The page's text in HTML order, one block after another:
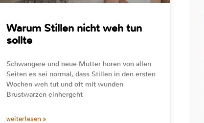
Warum Stillen nicht weh tun
sollte
Schwangere und neue Mütter hören von allen
Seiten es sei normal, dass Stillen in den ersten
Wochen weh tut und oft mit wunden
Brustwarzen einhergeht
weiterlesen »